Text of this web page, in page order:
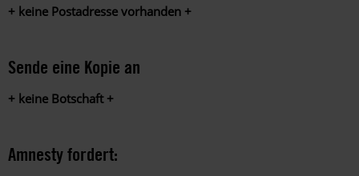
+ keine Postadresse vorhanden +
Sende eine Kopie an
+ keine Botschaft +
Amnesty fordert: